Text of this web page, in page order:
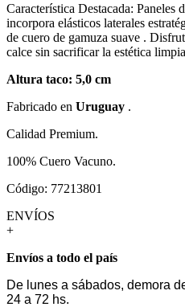
Característica Destacada:
incorpora elásticos laterales
de cuero de gamuza suave .
calce sin sacrificar la estética
Altura taco: 5,0 cm
Fabricado en Uruguay .
Calidad Premium.
100% Cuero Vacuno.
Código: 77213801
ENVÍOS
+
Envíos a todo el país
De lunes a sábados, demora
24 a 72 hs.